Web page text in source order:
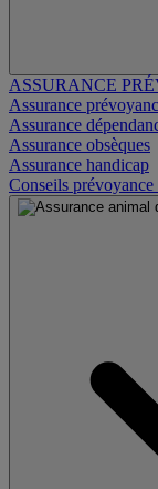
ASSURANCE
Assurance
Assurance
Assurance obsèques
Assurance handicap
Conseils prévoyance